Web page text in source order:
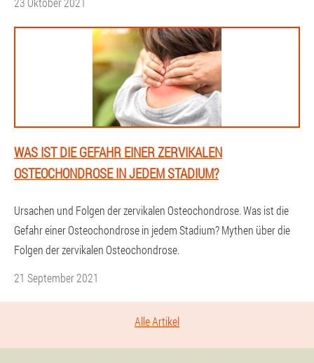
WAS IST DIE GEFAHR EINER ZERVIKALEN
OSTEOCHONDROSE IN JEDEM STADIUM?
Ursachen und Folgen der zervikalen Osteochondrose. Was ist die
Gefahr einer Osteochondrose in jedem Stadium? Mythen über die
Folgen der zervikalen Osteochondrose.
21 September 2021
Alle Artikel